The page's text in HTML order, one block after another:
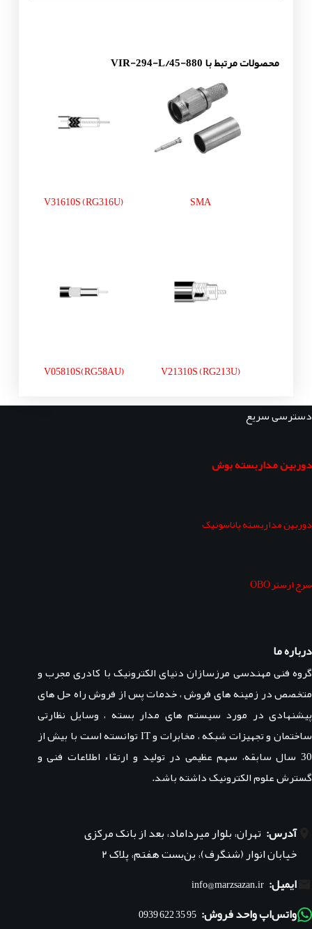
محصولات مرتبط با VIR-294-L/45-880
SMA
V31610S (RG316U)
V21310S (RG213U)
V05810S(RG58AU)
دسترسی سریع
دوربین مداربسته بوش
دوربین مداربسته پاناسونیک
سرج ارستر OBO
درباره ما
گروه فنی مهندسی مرزسازان دنیای الکترونیک با کادری مجرب و
متخصص در زمینه های فروش ، خدمات پس از فروش راه حل های
پیشنهادی در مورد سیستم های مدار بسته ، وسایل نظارتی
ساختمان و تجهیزات شبکه ، مخابرات و IT توانسته است با بیش از
30 سال سابقه، سهم عظیمی در تولید و ارتقاء اطلاعات فنی و
گسترش علوم الکترونیک داشته باشد.
آدرس: تهران، بلوار میرداماد، بعد از بانک مرکزی
خیابان انوار (شنگرف)، بن‌بست هفتم، پلاک ۲
ایمیل: info@marzsazan.ir
واتس‌اپ واحد فروش: 95 35 622 0939